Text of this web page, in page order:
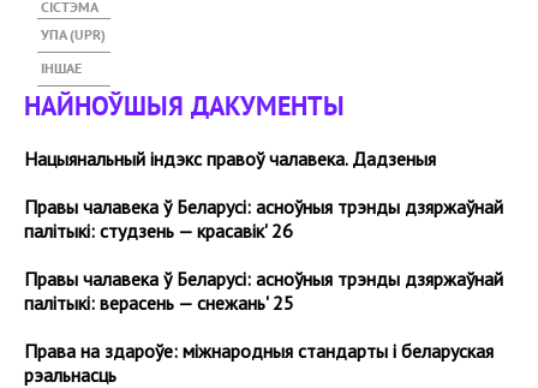
СІСТЭМА
УПА (UPR)
ІНШАЕ
НАЙНОЎШЫЯ ДАКУМЕНТЫ
Нацыянальный індэкс правоў чалавека. Дадзеныя
Правы чалавека ў Беларусі: асноўныя трэнды дзяржаўнай
палітыкі: студзень — красавік' 26
Правы чалавека ў Беларусі: асноўныя трэнды дзяржаўнай
палітыкі: верасень — снежань' 25
Права на здароўе: міжнародныя стандарты і беларуская
рэальнасць